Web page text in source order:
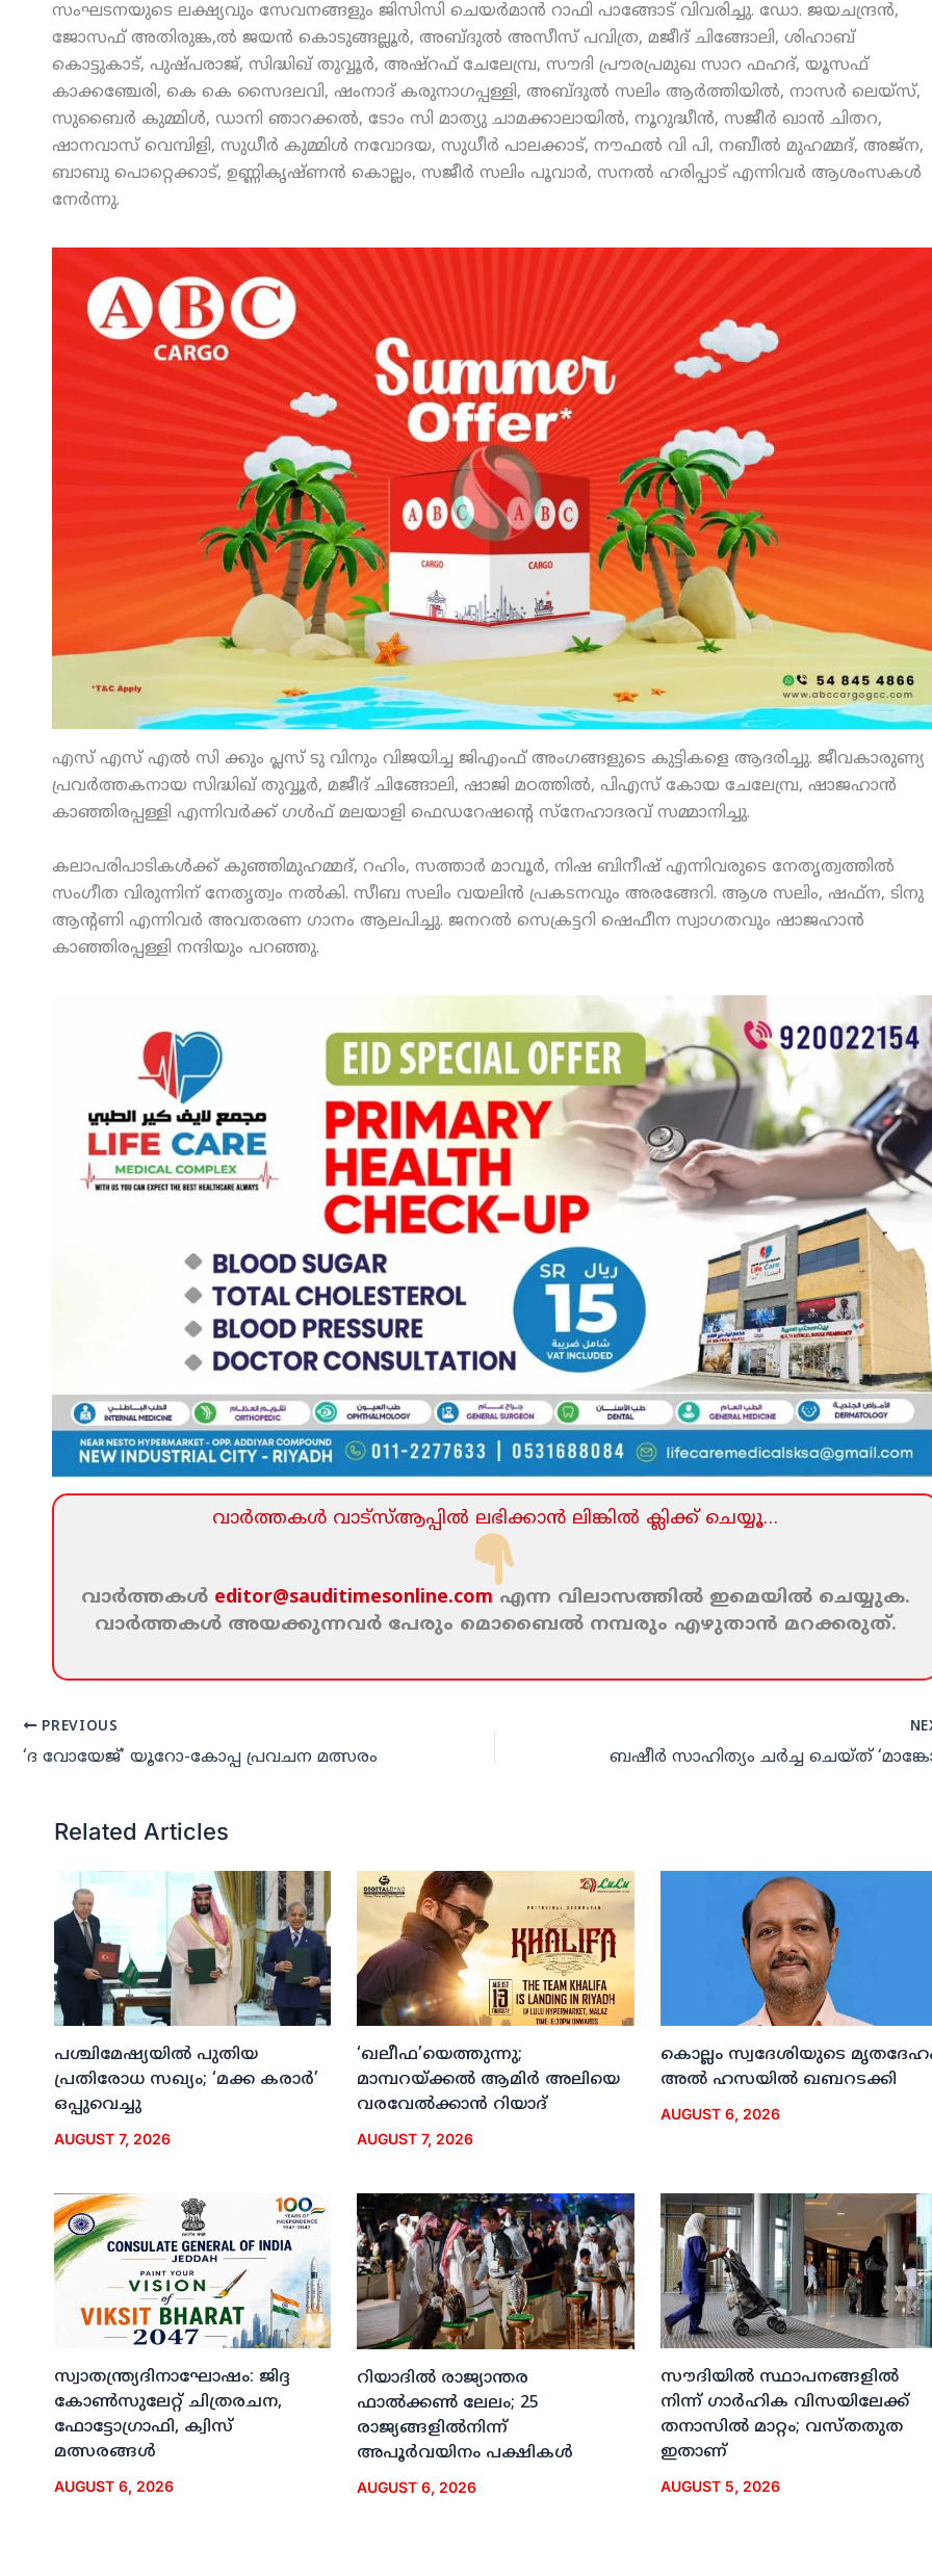
സംഘടനയുടെ ലക്ഷ്യവും സേവനങ്ങളും ജിസിസി ചെയര്‍മാന്‍ റാഫി പാങ്ങോട് വിവരിച്ചു. ഡോ. ജയചന്ദ്രന്‍,
ജോസഫ് അതിരുങ്ക,ല്‍ ജയന്‍ കൊടുങ്ങല്ലൂര്‍, അബ്ദുല്‍ അസീസ് പവിത്ര, മജീദ് ചിങ്ങോലി, ശിഹാബ്
കൊട്ടുകാട്, പുഷ്പരാജ്, സിദ്ധിഖ് തുവ്വൂര്‍, അഷ്‌റഫ് ചേലേമ്പ്ര, സൗദി പ്രൗരപ്രമുഖ സാറ ഫഹദ്, യൂസഫ്
കാക്കഞ്ചേരി, കെ കെ സൈദലവി, ഷംനാദ് കരുനാഗപ്പള്ളി, അബ്ദുല്‍ സലിം ആര്‍ത്തിയില്‍, നാസര്‍ ലെയ്‌സ്,
സുബൈര്‍ കുമ്മിള്‍, ഡാനി ഞാറക്കല്‍, ടോം സി മാത്യു ചാമക്കാലായില്‍, നൂറുദ്ധീന്‍, സജീര്‍ ഖാന്‍ ചിതറ,
ഷാനവാസ് വെമ്പിളി, സുധീര്‍ കുമ്മിള്‍ നവോദയ, സുധീര്‍ പാലക്കാട്, നൗഫല്‍ വി പി, നബീല്‍ മുഹമ്മദ്, അജ്‌ന,
ബാബു പൊറ്റെക്കാട്, ഉണ്ണികൃഷ്ണന്‍ കൊല്ലം, സജീര്‍ സലിം പൂവാര്‍, സനല്‍ ഹരിപ്പാട് എന്നിവര്‍ ആശംസകള്‍
നേര്‍ന്നു.
എസ് എസ് എല്‍ സി ക്കും പ്ലസ് ടു വിനും വിജയിച്ച ജിഎംഫ് അംഗങ്ങളുടെ കുട്ടികളെ ആദരിച്ചു. ജീവകാരുണ്യ
പ്രവര്‍ത്തകനായ സിദ്ധിഖ് തുവ്വൂര്‍, മജീദ് ചിങ്ങോലി, ഷാജി മഠത്തില്‍, പിഎസ് കോയ ചേലേമ്പ്ര, ഷാജഹാന്‍
കാഞ്ഞിരപ്പള്ളി എന്നിവര്‍ക്ക് ഗള്‍ഫ് മലയാളി ഫെഡറേഷന്റെ സ്‌നേഹാദരവ് സമ്മാനിച്ചു.
കലാപരിപാടികള്‍ക്ക് കുഞ്ഞിമുഹമ്മദ്, റഹിം, സത്താര്‍ മാവൂര്‍, നിഷ ബിനീഷ് എന്നിവരുടെ നേതൃത്വത്തില്‍
സംഗീത വിരുന്നിന് നേതൃത്വം നല്‍കി. സീബ സലിം വയലിന്‍ പ്രകടനവും അരങ്ങേറി. ആശ സലിം, ഷഫ്‌ന, ടിനു
ആന്റണി എന്നിവര്‍ അവതരണ ഗാനം ആലപിച്ചു. ജനറല്‍ സെക്രട്ടറി ഷെഫീന സ്വാഗതവും ഷാജഹാന്‍
കാഞ്ഞിരപ്പള്ളി നന്ദിയും പറഞ്ഞു.
വാര്‍ത്തകള്‍ വാട്‌സ്‌ആപ്പില്‍ ലഭിക്കാന്‍ ലിങ്കില്‍ ക്ലിക്ക്‌ ചെയ്യൂ…
വാര്‍ത്തകള്‍ editor@sauditimesonline.com എന്ന വിലാസത്തില്‍ ഇമെയില്‍ ചെയ്യുക.
വാര്‍ത്തകള്‍ അയക്കുന്നവര്‍ പേരും മൊബൈല്‍ നമ്പരും എഴുതാന്‍ മറക്കരുത്‌.
PREVIOUS
‘ദ വോയേജ്’ യൂറോ-കോപ്പ പ്രവചന മത്സരം
Related Articles
പശ്ചിമേഷ്യയില്‍ പുതിയ
പ്രതിരോധ സഖ്യം; ‘മക്ക കരാര്‍’
ഒപ്പുവെച്ചു
AUGUST 7, 2026
‘ഖലീഫ’യെത്തുന്നു;
മാമ്പറയ്ക്കല്‍ ആമിര്‍ അലിയെ
വരവേല്‍ക്കാന്‍ റിയാദ്
AUGUST 7, 2026
കൊല്ലം സ്വദേശിയുടെ
അല്‍ ഹസയില്‍ ഖബറടക്കി
AUGUST 6, 2026
സ്വാതന്ത്ര്യദിനാഘോഷം: ജിദ്ദ
കോണ്‍സുലേറ്റ് ചിത്രരചന,
ഫോട്ടോഗ്രാഫി, ക്വിസ്
മത്സരങ്ങള്‍
AUGUST 6, 2026
റിയാദില്‍ രാജ്യാന്തര
ഫാല്‍ക്കണ്‍ ലേലം; 25
രാജ്യങ്ങളില്‍നിന്ന്
അപൂര്‍വയിനം പക്ഷികള്‍
AUGUST 6, 2026
സൗദിയില്‍ സ്ഥാപനങ്ങളില്‍
നിന്ന് ഗാര്‍ഹിക വിസയിലേക്ക്
തനാസില്‍ മാറ്റം; വസ്തതുത
ഇതാണ്
AUGUST 5, 2026